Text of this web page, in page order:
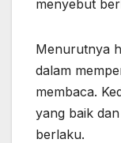
menyebut
Menurutnya
dalam
membaca.
yang baik
berlaku.